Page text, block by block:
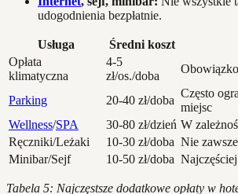
udogodnienia bezpłatnie.
Usługa Średni koszt
Opłata
klimatyczna
4-5
zł/os./doba
Parking 20-40 zł/doba
Często
miejsc
Wellness/SPA 30-80 zł/dzień W
Ręczniki/Leżaki
10-30 zł/doba Nie
Minibar/Sejf
10-50 zł/doba Najczęściej
Tabela 5: Najczęstsze dodatkowe opłaty w